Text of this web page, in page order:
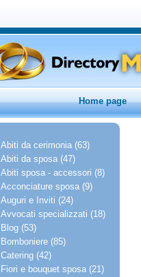
Home page
Abiti da cerimonia (63)
Abiti da sposa (47)
Abiti sposa - accessori (8)
Acconciature sposa (9)
Auguri e Inviti (24)
Avvocati specializzati (18)
Blog (53)
Bomboniere (85)
Catering (42)
Fiori e bouquet sposa (21)